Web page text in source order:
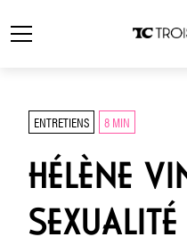
ENTRETIENS 8 MIN
HÉLÈNE